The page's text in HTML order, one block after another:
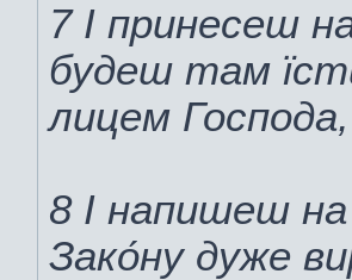
7 І принесеш
будеш там
лицем
8 І напишеш на
Зако́ну дуже